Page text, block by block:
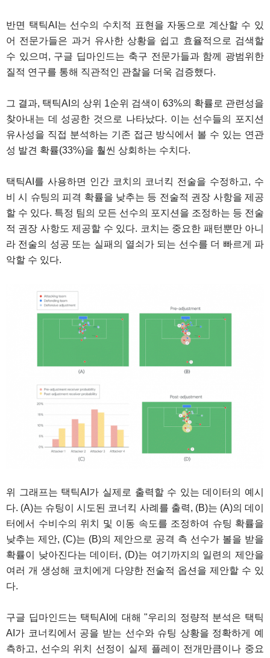
반면 택틱AI는 선수의 수치적 표현을 자동으로 계산할 수 있
어 전문가들은 과거 유사한 상황을 쉽고 효율적으로 검색할
수 있으며, 구글 딥마인드는 축구 전문가들과 함께 광범위한
질적 연구를 통해 직관적인 관찰을 더욱 검증했다.
그 결과, 택틱AI의 상위 1순위 검색이 63%의 확률로 관련성을
찾아내는 데 성공한 것으로 나타났다. 이는 선수들의 포지션
유사성을 직접 분석하는 기존 접근 방식에서 볼 수 있는 연관
성 발견 확률(33%)을 훨씬 상회하는 수치다.
택틱AI를 사용하면 인간 코치의 코너킥 전술을 수정하고, 수
비 시 슈팅의 피격 확률을 낮추는 등 전술적 권장 사항을 제공
할 수 있다. 특정 팀의 모든 선수의 포지션을 조정하는 등 전술
적 권장 사항도 제공할 수 있다. 코치는 중요한 패턴뿐만 아니
라 전술의 성공 또는 실패의 열쇠가 되는 선수를 더 빠르게 파
악할 수 있다.
위 그래프는 택틱AI가 실제로 출력할 수 있는 데이터의 예시
다. (A)는 슈팅이 시도된 코너킥 사례를 출력, (B)는 (A)의 데이
터에서 수비수의 위치 및 이동 속도를 조정하여 슈팅 확률을
낮추는 제안, (C)는 (B)의 제안으로 공격 측 선수가 볼을 받을
확률이 낮아진다는 데이터, (D)는 여기까지의 일련의 제안을
여러 개 생성해 코치에게 다양한 전술적 옵션을 제안할 수 있
다.
구글 딥마인드는 택틱AI에 대해 "우리의 정량적 분석은 택틱
AI가 코너킥에서 공을 받는 선수와 슈팅 상황을 정확하게 예
측하고, 선수의 위치 선정이 실제 플레이 전개만큼이나 중요